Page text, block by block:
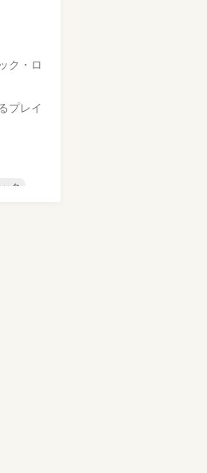
ク・ロ
プレイ
ク